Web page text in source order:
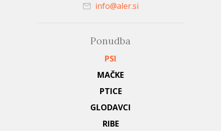
info@aler.si
Ponudba
PSI
MAČKE
PTICE
GLODAVCI
RIBE